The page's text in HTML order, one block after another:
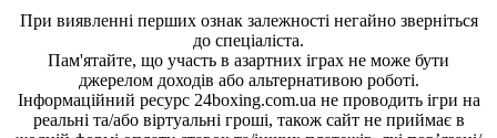
При виявленні перших ознак залежності негайно зверніться
до спеціаліста.
Пам'ятайте, що участь в азартних іграх не може бути
джерелом доходів або альтернативою роботі.
Інформаційний ресурс 24boxing.com.ua не проводить ігри на
реальні та/або віртуальні гроші, також сайт не приймає в